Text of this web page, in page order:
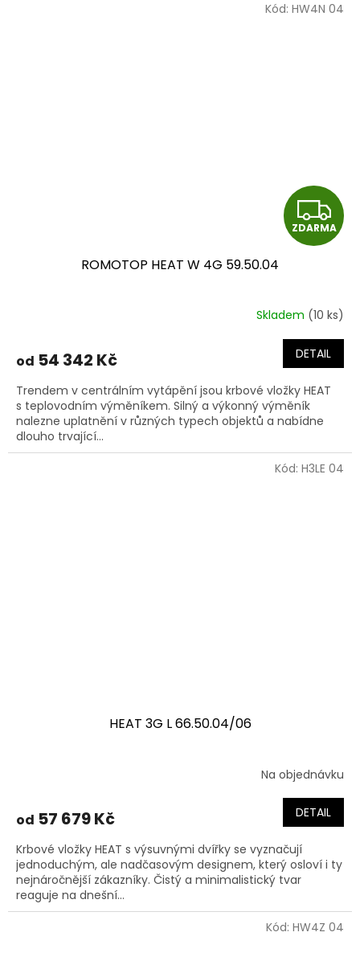
Z
D
R
M
A
ZDARMA
ROMOTOP HEAT W 4G 59.50.04
Skladem (10 ks)
od 54 342 Kč DETAIL
Trendem v centrálním vytápění jsou krbové vložky HEAT
s teplovodním výměníkem. Silný a výkonný výměník
nalezne uplatnění v různých typech objektů a nabídne
dlouho trvající...
Kód: HW4N 04
HEAT 3G L 66.50.04/06
Na objednávku
od 57 679 Kč DETAIL
Krbové vložky HEAT s výsuvnými dvířky se vyznačují
jednoduchým, ale nadčasovým designem, který osloví i ty
nejnáročnější zákazníky. Čistý a minimalistický tvar
reaguje na dnešní...
Kód: H3LE 04
Kód: HW4Z 04